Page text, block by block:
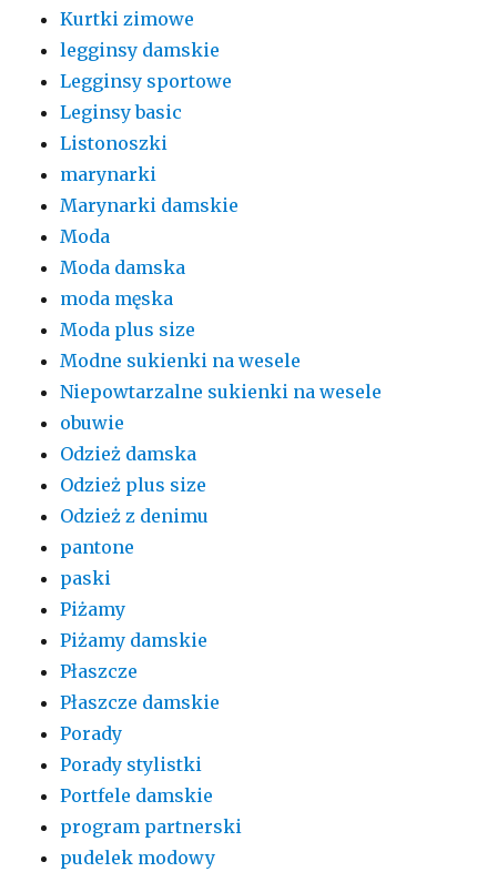
Kurtki zimowe
legginsy damskie
Legginsy sportowe
Leginsy basic
Listonoszki
marynarki
Marynarki damskie
Moda
Moda damska
moda męska
Moda plus size
Modne sukienki na wesele
Niepowtarzalne sukienki na wesele
obuwie
Odzież damska
Odzież plus size
Odzież z denimu
pantone
paski
Piżamy
Piżamy damskie
Płaszcze
Płaszcze damskie
Porady
Porady stylistki
Portfele damskie
program partnerski
pudelek modowy